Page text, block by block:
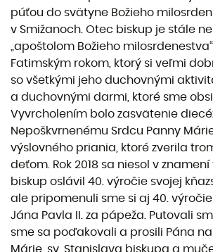
púťou do svätyne Božieho
v Smižanoch. Otec biskup je stále
„apoštolom Božieho milosrdenestva“.
Fatimským rokom, ktorý si veľmi
so všetkými jeho duchovnými
a duchovnými darmi, ktoré sme
Vyvrcholením bolo zasvätenie
Nepoškvrnenému Srdcu Panny
výslovného priania, ktoré zverila
deťom. Rok 2018 sa niesol v
biskup oslávil 40. výročie svojej
ale pripomenuli sme si aj 40. výročie
Jána Pavla II. za pápeža. Putovali
sme sa poďakovali a prosili Pána
Márie, sv. Stanislava biskupa a